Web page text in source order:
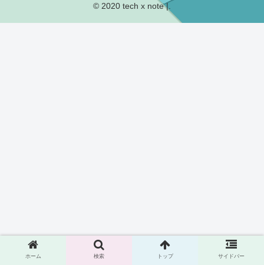
© 2020 tech x note |.
ホーム 検索 トップ サイドバー